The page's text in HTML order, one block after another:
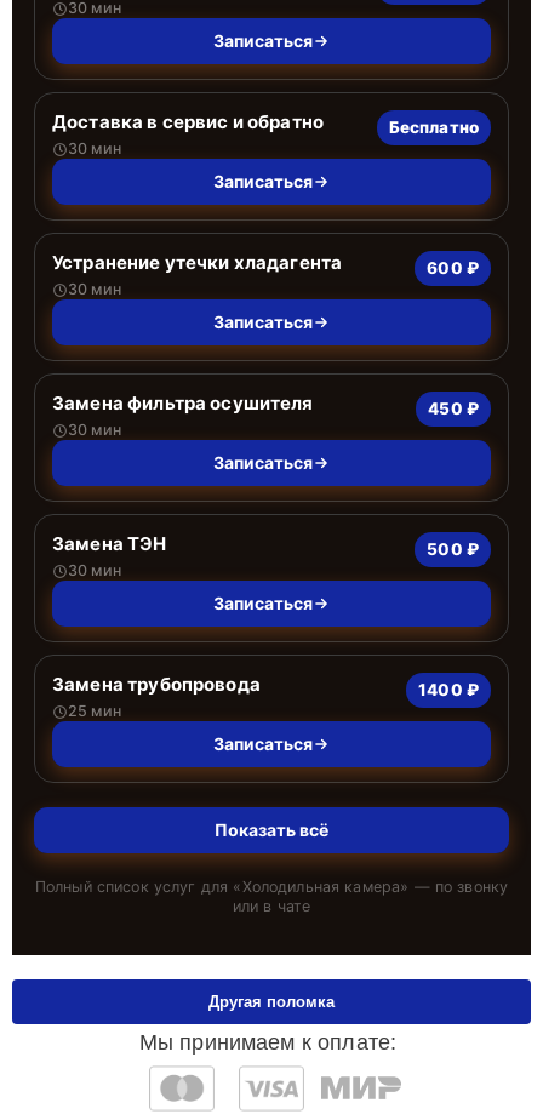
30 мин
Записаться
Доставка в сервис и обратно
30 мин
Бесплатно
Записаться
Устранение утечки хладагента
30 мин
600 ₽
Записаться
Замена фильтра осушителя
30 мин
450 ₽
Записаться
Замена ТЭН
30 мин
500 ₽
Записаться
Замена трубопровода
25 мин
1400 ₽
Записаться
Показать всё
Полный список услуг для «Холодильная камера» — по звонку
или в чате
Мы принимаем к оплате:
Другая поломка